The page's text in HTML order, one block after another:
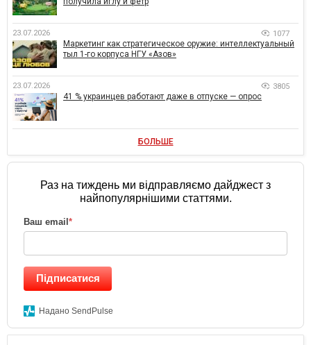
23.07.2026 1077
Маркетинг как стратегическое оружие: интеллектуальный
тыл 1-го корпуса НГУ «Азов»
23.07.2026 3805
41 % украинцев работают даже в отпуске — опрос
БОЛЬШЕ
Раз на тиждень ми відправляємо дайджест з
найпопулярнішими статтями.
Ваш email *
Підписатися
Надано SendPulse